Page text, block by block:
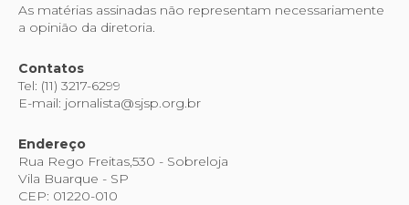
As matérias assinadas não representam necessariamente
a opinião da diretoria.
Contatos
Tel: (11) 3217-6299
E-mail: jornalista@sjsp.org.br
Endereço
Rua Rego Freitas,530 - Sobreloja
Vila Buarque - SP
CEP: 01220-010